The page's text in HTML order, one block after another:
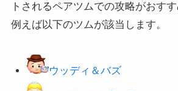
トされるペアツムでの攻略がおすす
例えば以下のツムが該当します。
ウッディ＆バズ